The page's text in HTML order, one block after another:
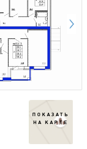
ПОКАЗАТЬ
НА КАРТЕ